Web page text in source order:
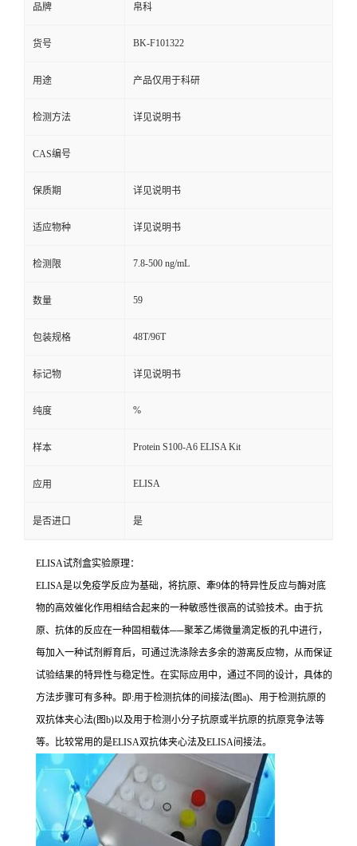
品牌 帛科
货号 BK-F101322
用途 产品仅用于科研
检测方法 详见说明书
CAS编号
保质期 详见说明书
适应物种 详见说明书
检测限 7.8-500 ng/mL
数量 59
包装规格 48T/96T
标记物 详见说明书
纯度 %
样本 Protein S100-A6 ELISA Kit
应用 ELISA
是否进口 是
ELISA试剂盒实验原理：
ELISA是以免疫学反应为基础，将抗原、牽9体的特异性反应与酶对底
物的高效催化作用相结合起来的一种敏感性很高的试验技术。由于抗
原、抗体的反应在一种固相载体──聚苯乙烯微量滴定板的孔中进行，
每加入一种试剂孵育后，可通过洗涤除去多余的游离反应物，从而保证
试验结果的特异性与稳定性。在实际应用中，通过不同的设计，具体的
方法步骤可有多种。即:用于检测抗体的间接法(图a)、用于检测抗原的
双抗体夹心法(图b)以及用于检测小分子抗原或半抗原的抗原竞争法等
等。比较常用的是ELISA双抗体夹心法及ELISA间接法。